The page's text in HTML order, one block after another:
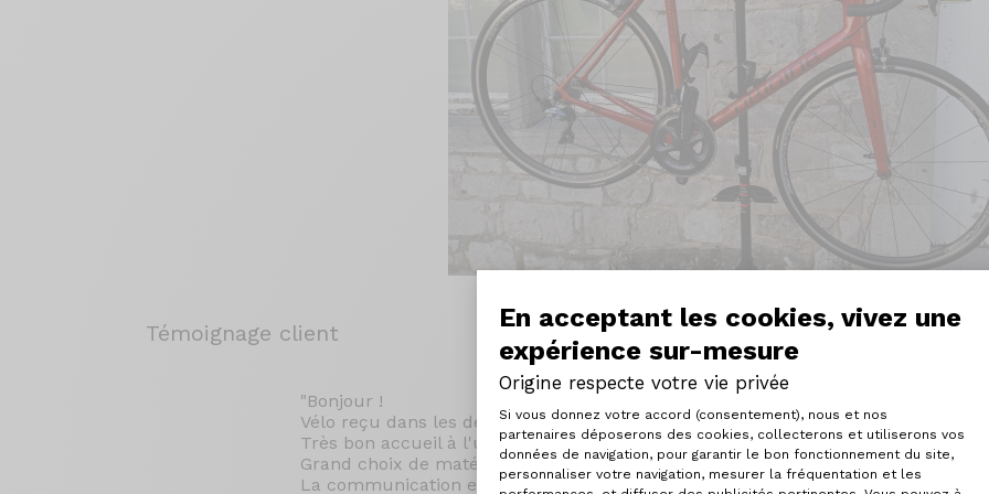
En acceptant les cookies, vivez une
expérience sur-mesure
Origine respecte votre vie privée
Plateforme de Gestion du
Si vous donnez votre accord (consentement), nous et nos
partenaires déposerons des cookies, collecterons et utiliserons vos
données de navigation, pour garantir le bon fonctionnement du site,
personnaliser votre navigation, mesurer la fréquentation et les
Axeptio consent
Témoignage client
"Bonjour !
Vélo reçu dans les délais prévus lors de la passation de commande: 8 semaines
Très bon accueil à l'usine lors de la commande (et essais) ainsi qu'à la remise
Grand choix de matériel, aidé par un site Web performant.
La communication est excellente avec les services.